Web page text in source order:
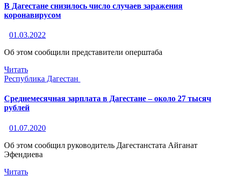
В Дагестане снизилось число случаев заражения
коронавирусом
01.03.2022
Об этом сообщили представители оперштаба
Читать
Республика Дагестан
Среднемесячная зарплата в Дагестане – около 27 тысяч
рублей
01.07.2020
Об этом сообщил руководитель Дагестанстата Айганат
Эфендиева
Читать